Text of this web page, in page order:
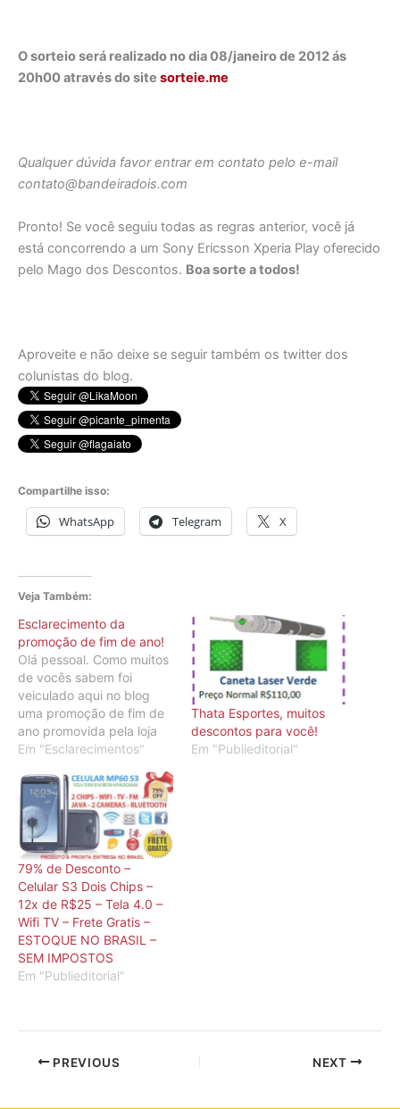
O sorteio será realizado no dia 08/janeiro de 2012 ás
20h00 através do site sorteie.me
Qualquer dúvida favor entrar em contato pelo e-mail
contato@bandeiradois.com
Pronto! Se você seguiu todas as regras anterior, você já
está concorrendo a um Sony Ericsson Xperia Play oferecido
pelo Mago dos Descontos. Boa sorte a todos!
Aproveite e não deixe se seguir também os twitter dos
colunistas do blog.
Compartilhe isso:
WhatsApp Telegram X
Veja Também:
Esclarecimento da
promoção de fim de ano!
Olá pessoal. Como muitos
de vocês sabem foi
veiculado aqui no blog
uma promoção de fim de
ano promovida pela loja
virtual Mago dos
(www.magodosdescontos.
com.br). Em acordo com a
loja, o blog Bandeira Dois
foi utilizado como canal
de veiculação da
promoção em que a loja
Mago dos Descontos…
Em "Esclarecimentos"
Thata Esportes, muitos
descontos para você!
Em "Publieditorial"
79% de Desconto –
Celular S3 Dois Chips –
12x de R$25 – Tela 4.0 –
Wifi TV – Frete Gratis –
ESTOQUE NO BRASIL –
SEM IMPOSTOS
Em "Publieditorial"
PREVIOUS NEXT